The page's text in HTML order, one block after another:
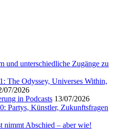
und unterschiedliche Zugänge zu
The Odyssey, Universes Within,
07/2026
in Podcasts 13/07/2026
Partys, Künstler, Zukunftsfragen
nimmt Abschied – aber wie!